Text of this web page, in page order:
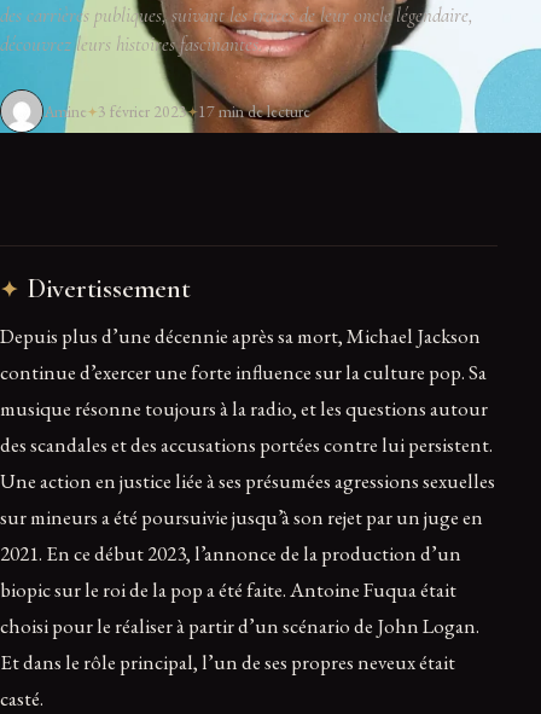
des carrières publiques, suivant les traces de leur oncle légendaire,
découvrez leurs histoires fascinantes.
Amine 3 février 2023 17 min de lecture
Divertissement
Depuis plus d’une décennie après sa mort, Michael Jackson
continue d’exercer une forte influence sur la culture pop. Sa
musique résonne toujours à la radio, et les questions autour
des scandales et des accusations portées contre lui persistent.
Une action en justice liée à ses présumées agressions sexuelles
sur mineurs a été poursuivie jusqu’à son rejet par un juge en
2021. En ce début 2023, l’annonce de la production d’un
biopic sur le roi de la pop a été faite. Antoine Fuqua était
choisi pour le réaliser à partir d’un scénario de John Logan.
Et dans le rôle principal, l’un de ses propres neveux était
casté.